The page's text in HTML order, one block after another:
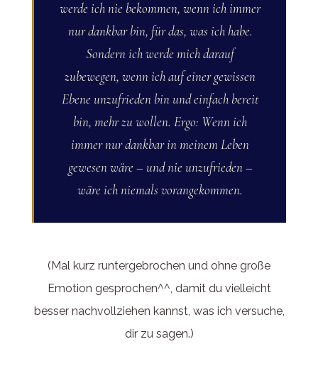
werde ich nie bekommen, wenn ich immer
nur dankbar bin, für das, was ich habe.
Sondern ich werde mich darauf
zubewegen, wenn ich auf einer gewissen
Ebene unzufrieden bin und einfach bereit
bin, mehr zu wollen. Ergo: Wenn ich
immer nur dankbar in meinem Leben
gewesen wäre – und nie unzufrieden –
wäre ich niemals vorangekommen.
(Mal kurz runtergebrochen und ohne große
Emotion gesprochen^^, damit du vielleicht
besser nachvollziehen kannst, was ich versuche,
dir zu sagen.)